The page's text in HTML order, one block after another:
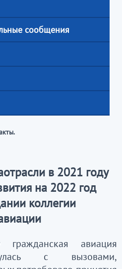
сообщения
в 2021 году
на 2022 год
коллегии
авиация
с вызовами,